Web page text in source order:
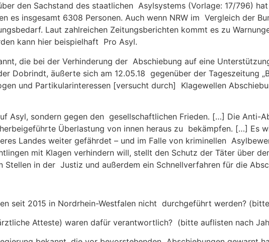
den Sachstand des staatlichen Asylsystems (Vorlage: 17/796)
es insgesamt 6308 Personen. Auch wenn NRW im Vergleich der
Laut zahlreichen Zeitungsberichten kommt es zu
kann hier beispielhaft Pro Asyl.
die bei der Verhinderung der Abschiebung auf eine
Dobrindt, äußerte sich am 12.05.18 gegenüber der Tageszeitung
und Partikularinteressen [versucht durch] Klagewellen
Asyl, sondern gegen den gesellschaftlichen Frieden. […] Die Anti-
Überlastung von innen heraus zu bekämpfen. […] Es
Landes weiter gefährdet – und im Falle von kriminellen
mit Klagen verhindern will, stellt den Schutz der Täter über
in der Justiz und außerdem ein Schnellverfahren für die
seit 2015 in Nordrhein-Westfalen nicht durchgeführt werden?
Atteste) waren dafür verantwortlich? (bitte auflisten nach